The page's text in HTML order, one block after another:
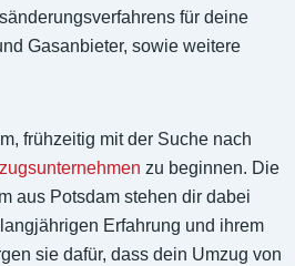
für deine
Gasanbieter, sowie weitere
frühzeitig mit der Suche nach
zu beginnen. Die
aus Potsdam stehen dir dabei
Erfahrung und ihrem
sie dafür, dass dein Umzug von